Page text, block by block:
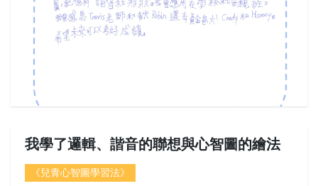
我學了邏輯、諧音的聯想與心智圖的繪法
《兒青心智圖學習法》